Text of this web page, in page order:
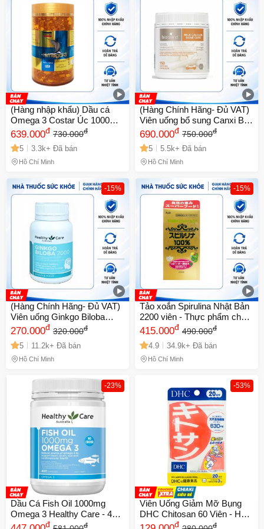
(Hàng nhập khẩu) Dầu cá
Omega 3 Costar Úc 1000mg
của Úc
639.000đ 730.000đ
5 3.3k+ Đã bán
Hồ Chí Minh
(Hàng Chính Hãng- Đủ VAT)
Viên uống bổ sung Canxi Bio
Island Milk Calcium Bone
Care 150 viên - Hỗ trợ sức
khỏe xương và răng chắc
khỏe với vitamin D3, K2.
690.000đ 750.000đ
5 5.5k+ Đã bán
Hồ Chí Minh
-15%
(Hàng Chính Hãng- Đủ VAT)
Viên uống Ginkgo Biloba
Healthy Care 2000mg Úc -
Hỗ trợ tuần hoàn não, cải
thiện trí nhớ và khả năng tập
trung, bảo vệ sức khỏe toàn
270.000đ 320.000đ
5 11.2k+ Đã bán
Hồ Chí Minh
-15%
Tảo xoắn Spirulina Nhật Bản
2200 viên - Thực phẩm chức
năng dinh dưỡng cao cho
sức khỏe, hỗ trợ làm đẹp và
tăng cường sức đề kháng
415.000đ 490.000đ
4.9 34.9k+ Đã bán
Hồ Chí Minh
-23%
Dầu Cá Fish Oil 1000mg
Omega 3 Healthy Care - 400
Viên Hỗ Trợ Tim Mạch và
đ đ
-53%
Viên Uống Giảm Mỡ Bụng
DHC Chitosan 60 Viên - Hỗ
Trợ Giảm Cân Tự Nhiên,
đ đ